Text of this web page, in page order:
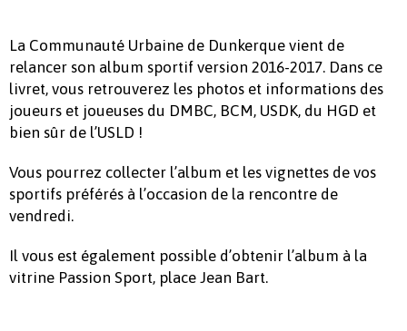
La Communauté Urbaine de Dunkerque vient de
relancer son album sportif version 2016-2017. Dans ce
livret, vous retrouverez les photos et informations des
joueurs et joueuses du DMBC, BCM, USDK, du HGD et
bien sûr de l’USLD !
Vous pourrez collecter l’album et les vignettes de vos
sportifs préférés à l’occasion de la rencontre de
vendredi.
Il vous est également possible d’obtenir l’album à la
vitrine Passion Sport, place Jean Bart.